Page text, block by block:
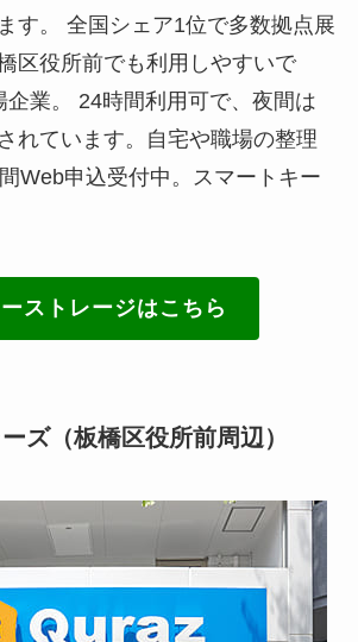
す。 全国シェア1位で多数拠点展
区役所前でも利用しやすいで
企業。 24時間利用可で、夜間は
れています。自宅や職場の整理
Web申込受付中。スマートキー
ストレージはこちら
ズ（板橋区役所前周辺）